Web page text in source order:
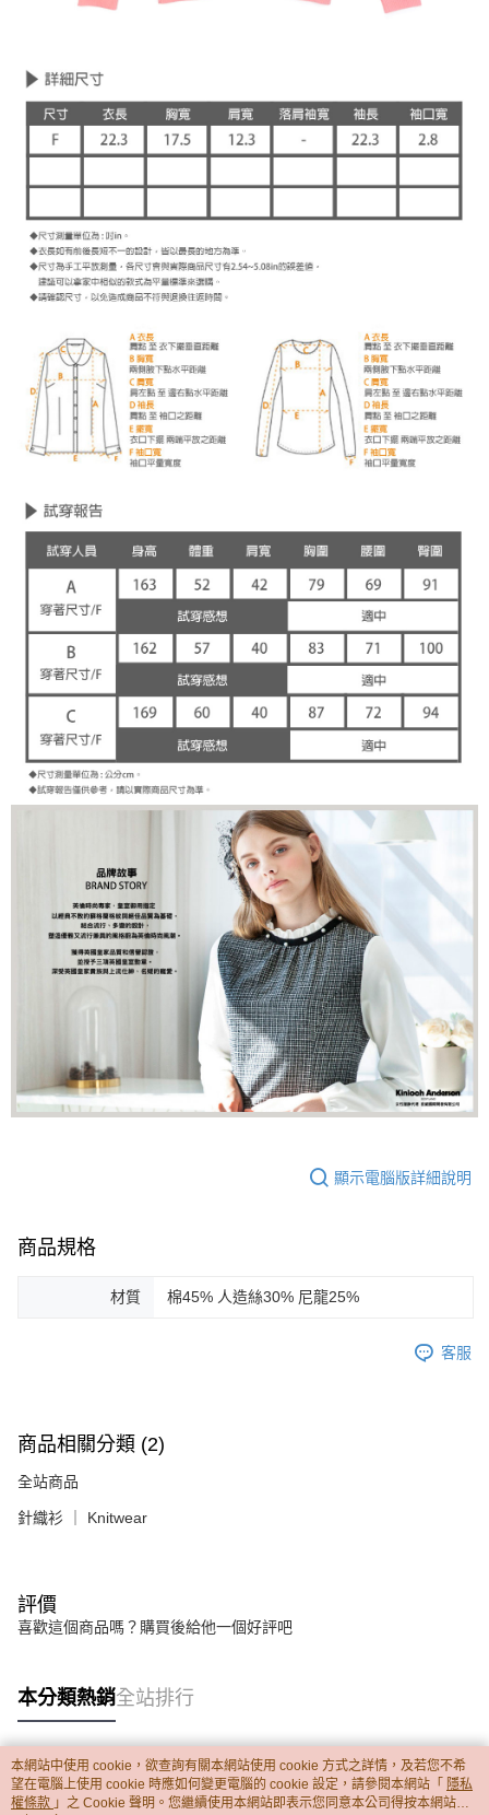
顯示電腦版詳細說明
商品規格
材質 棉45% 人造絲30% 尼龍25%
客服
商品相關分類 (2)
全站商品
針織衫 ｜ Knitwear
評價
喜歡這個商品嗎？購買後給他一個好評吧
本分類熱銷全站排行
熱門標籤
本網站中使用 cookie，欲查詢有關本網站使用 cookie 方式之詳情，及若您不希
望在電腦上使用 cookie 時應如何變更電腦的 cookie 設定，請參閱本網站「 隱私
權條款 」之 Cookie 聲明。您繼續使用本網站即表示您同意本公司得按本網站使